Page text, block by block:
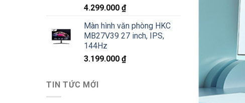
4.299.000 ₫
Màn hình văn phòng HKC
MB27V39 27 inch, IPS,
144Hz
3.199.000 ₫
TIN TỨC MỚI